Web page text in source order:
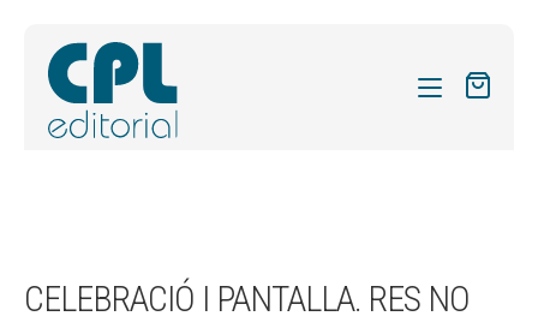
FORMES
CELEBRACIÓ I PANTALLA. RES NO